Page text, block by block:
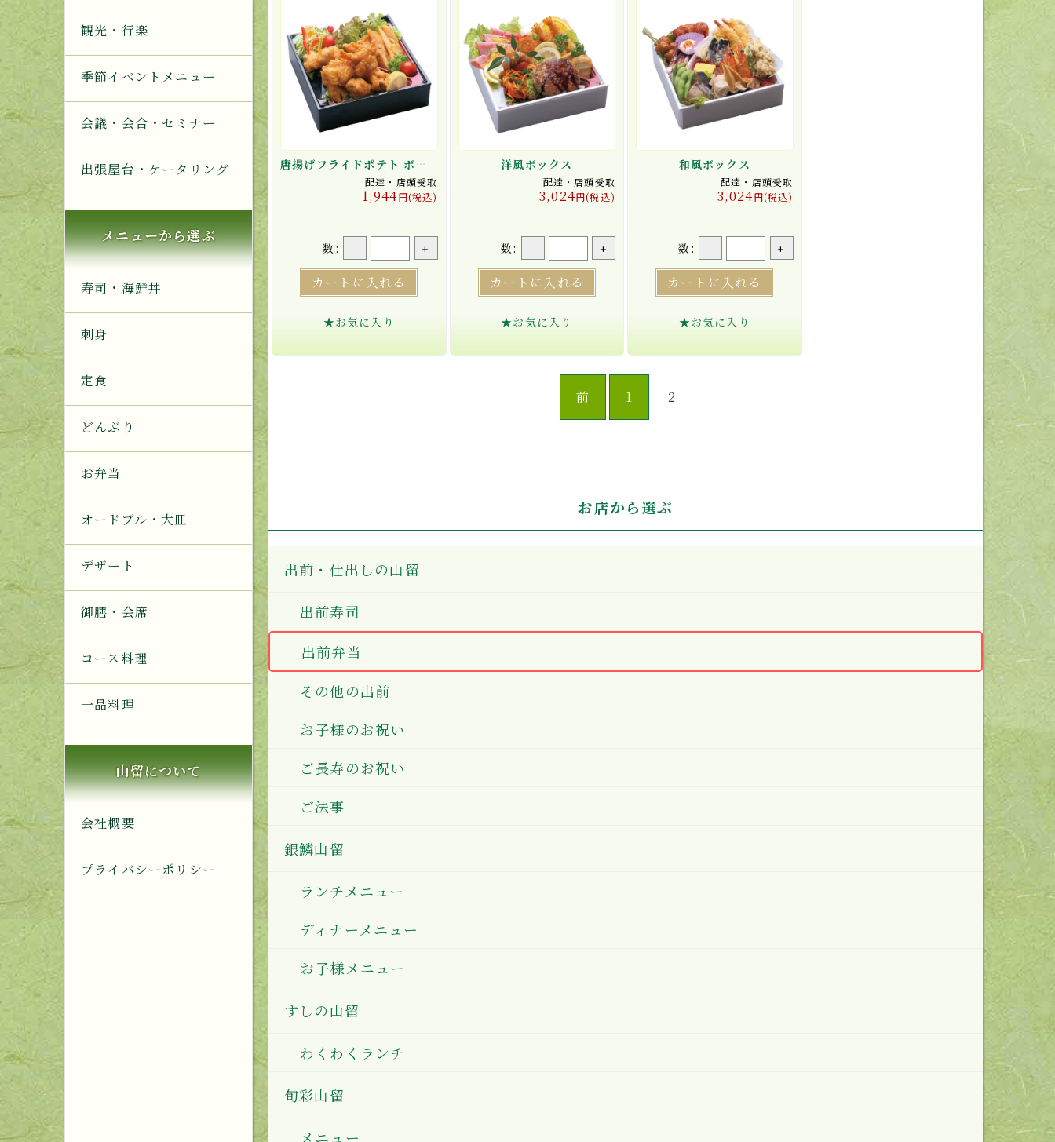
観光・行楽
季節イベントメニュー
会議・会合・セミナー
出張屋台・ケータリング
メニューから選ぶ
寿司・海鮮丼
刺身
定食
どんぶり
お弁当
オードブル・大皿
デザート
御膳・会席
コース料理
一品料理
山留について
会社概要
プライバシーポリシー
唐揚げフライドポテト ボックス
配達・店頭受取
1,944円(税込)
数: - +
カートに入れる
★お気に入り
洋風ボックス
配達・店頭受取
3,024円(税込)
数: - +
カートに入れる
★お気に入り
和風ボックス
配達・店頭受取
3,024円(税込)
数: - +
カートに入れる
★お気に入り
前 1 2
お店から選ぶ
出前・仕出しの山留
出前寿司
出前弁当
その他の出前
お子様のお祝い
ご長寿のお祝い
ご法事
銀鱗山留
ランチメニュー
ディナーメニュー
お子様メニュー
すしの山留
わくわくランチ
旬彩山留
メニュー